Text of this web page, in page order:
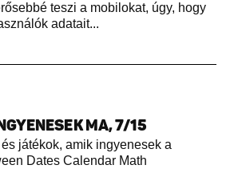
teszi a mobilokat, úgy, hogy
adatait...
MA, 7/15
játékok, amik ingyenesek a
Dates Calendar Math